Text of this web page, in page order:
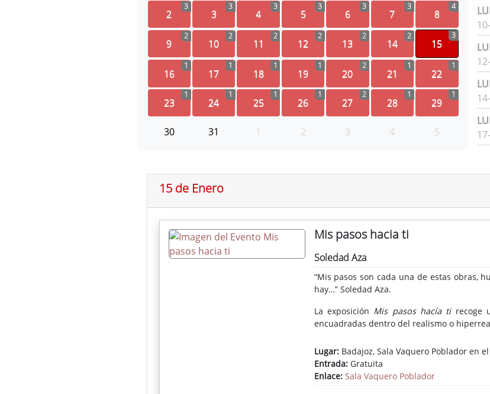
2
3
3
3
4
3
5
3
6
3
7
3
8
4
9
2
10
2
11
2
12
2
13
2
14
2
15
3
16
1
17
1
18
1
19
1
20
2
21
1
22
1
23
1
24
1
25
1
26
1
27
2
28
1
29
1
30 31 1 2 3 4 5
15 de Enero
Mis pasos hacia ti
Soledad Aza
“Mis pasos son cada una de estas obras,
hay…” Soledad Aza.
La exposición Mis pasos hacía tirecoge
encuadradas dentro del realismo o
Lugar:Badajoz, Sala Vaquero Poblador en
Entrada:Gratuita
Enlace: Sala Vaquero Poblador